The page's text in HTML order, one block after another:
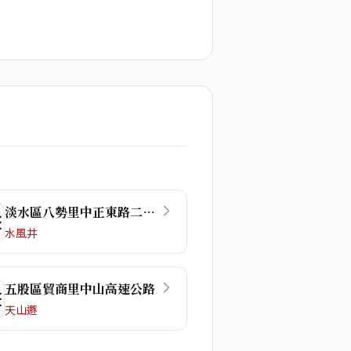
淡水區八勢里中正東路二段48巷
水風井
五股區貿商里中山高速公路
天山遯